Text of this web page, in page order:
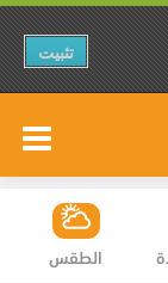
تثبيت
الطقس